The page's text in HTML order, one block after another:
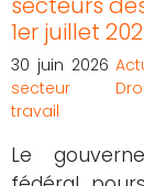
1er juillet
30 juin 2026
secteur
travail
Le